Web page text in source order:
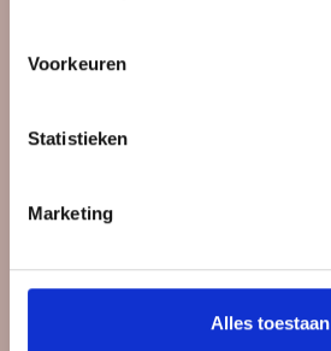
Voorkeuren
Statistieken
Marketing
Alles toestaan